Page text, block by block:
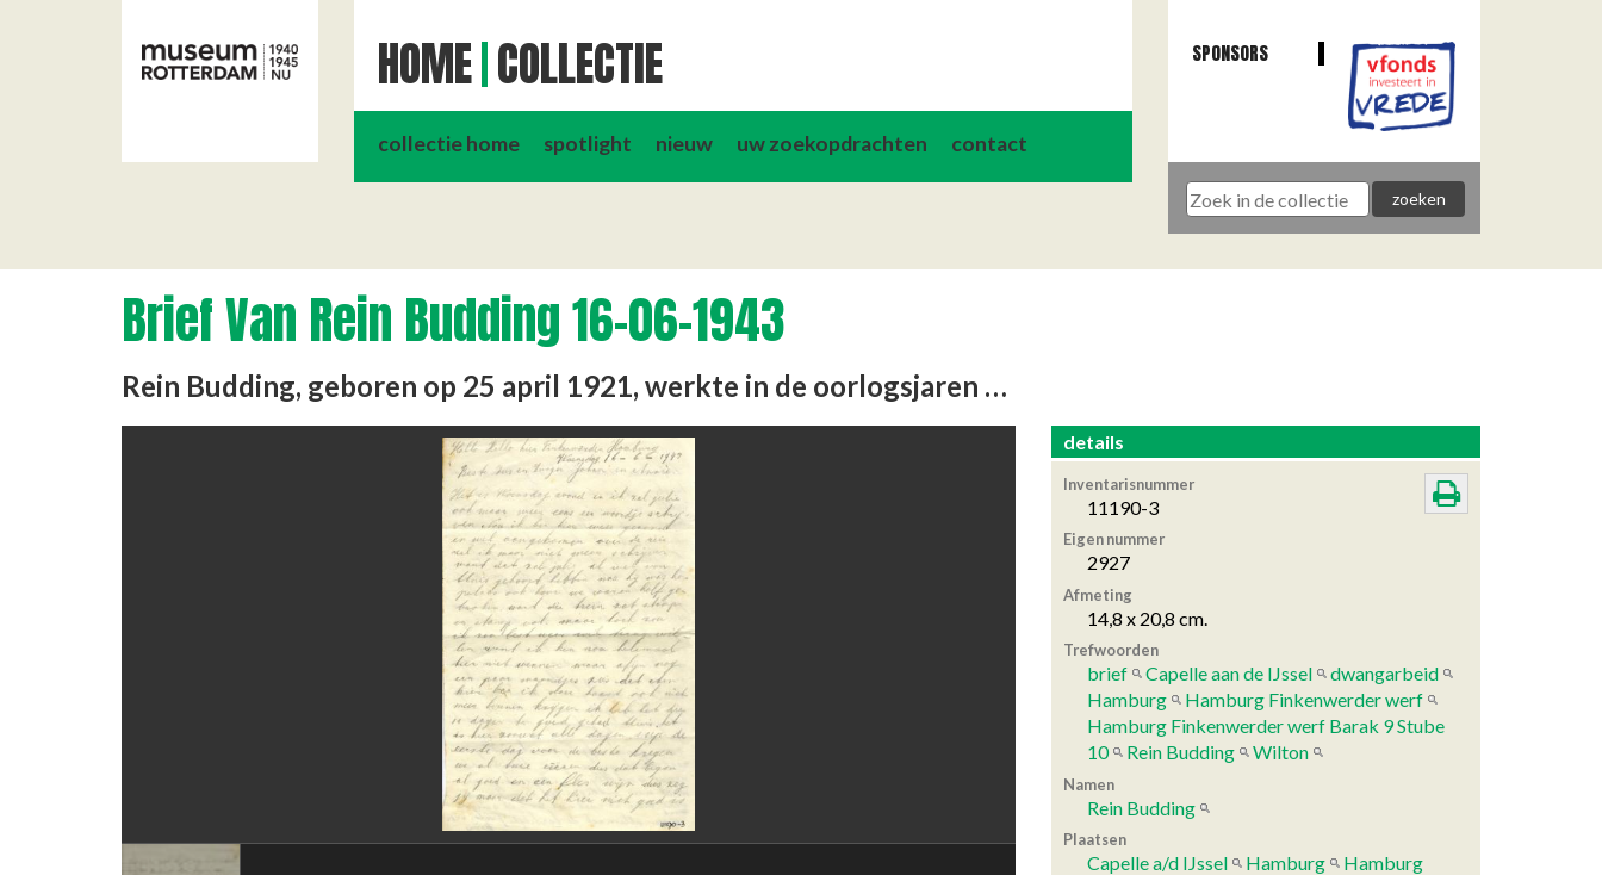
HOME COLLECTIE
collectie home spotlight nieuw uw zoekopdrachten contact
SPONSORS
Brief Van Rein Budding 16-06-1943
Rein Budding, geboren op 25 april 1921, werkte in de oorlogsjaren bij de scheepswerf Wilton te Schiedam. Op een …
details
Inventarisnummer
11190-3
Eigen nummer
2927
Afmeting
14,8 x 20,8 cm.
Trefwoorden
brief Capelle aan de IJssel
dwangarbeid
Hamburg
Hamburg Finkenwerder werf
Hamburg Finkenwerder werf Barak 9 Stube
10
Rein Budding Wilton
Namen
Rein Budding
Plaatsen
Capelle a/d IJssel Hamburg
Hamburg